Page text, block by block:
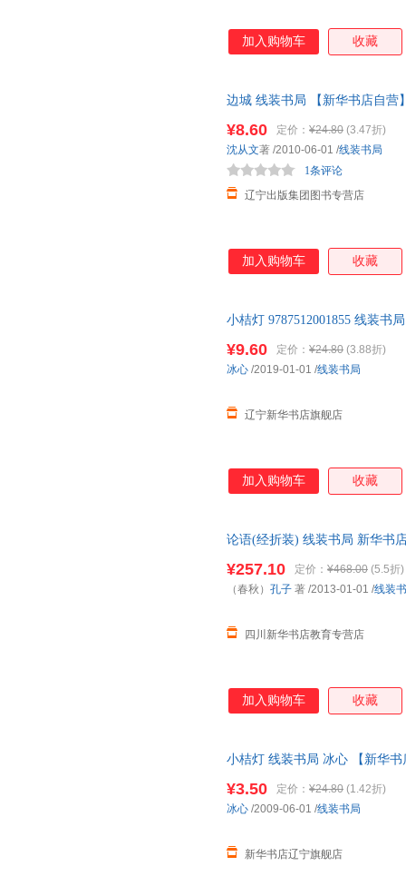
加入购物车 收藏
边城 线装书局 【新华书店自营
¥8.60 定价： ¥24.80 (3.47折)
辽宁出版集团图书专营店
1条评论
沈从文著 /2010-06-01 /线装书局
加入购物车 收藏
小桔灯 9787512001855 线装书
¥9.60 定价： ¥24.80 (3.88折)
辽宁新华书店旗舰店
冰心 /2019-01-01 /线装书局
加入购物车 收藏
论语(经折装) 线装书局 新华书
¥257.10 定价： ¥468.00 (5.5折)
四川新华书店教育专营店
（春秋） 孔子 著 /2013-01-01 /线装
加入购物车 收藏
小桔灯 线装书局 冰心 【新华
¥3.50 定价： ¥24.80 (1.42折)
新华书店辽宁旗舰店
冰心 /2009-06-01 /线装书局